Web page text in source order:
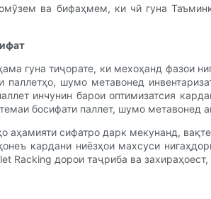
ва бифаҳмем, ки чӣ гуна
гуна тиҷорате, ки мехоҳанд фазои
паллетҳо, шумо метавонед
инчунин барои оптимизатсия
босифати паллет, шумо
аҳамияти сифатро дарк мекунанд,
кардани ниёзҳои махсуси
Racking дорои таҷриба ва